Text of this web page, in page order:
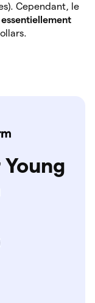
Cependant, le
essentiellement